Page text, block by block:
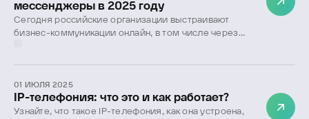
мессенджеры в 2025 году
Сегодня российские организации выстраивают
бизнес-коммуникации онлайн, в том числе через
сервиса, а также приведем лучшие отечественные
решения в 2025 году.
01 ИЮЛЯ 2025
IP-телефония: что это и как работает?
Узнайте, что такое IP-телефония, как она устроена,